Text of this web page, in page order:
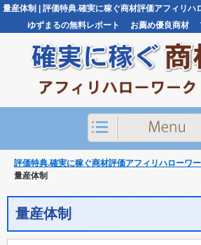
お薦め優良商材
ゆずまるの無料レポート
評価特典.確実に稼ぐ商材評価アフィリハローワ
量産体制
量産体制